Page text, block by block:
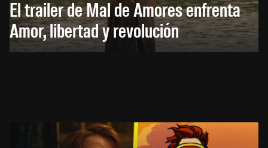
El trailer de Mal de Amores enfrenta
Amor, libertad y revolución